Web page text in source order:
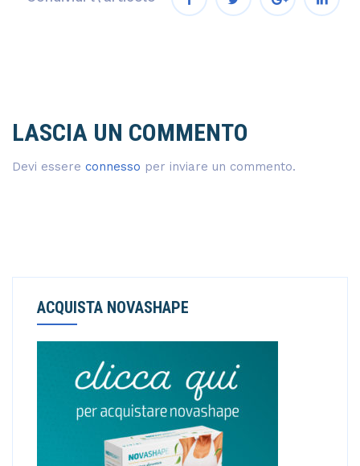
LASCIA UN COMMENTO
Devi essere connesso per inviare un commento.
ACQUISTA NOVASHAPE